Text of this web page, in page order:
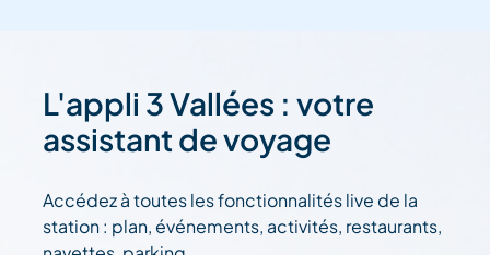
L'appli 3 Vallées : votre
assistant de voyage
Accédez à toutes les fonctionnalités live de la
station : plan, événements, activités, restaurants,